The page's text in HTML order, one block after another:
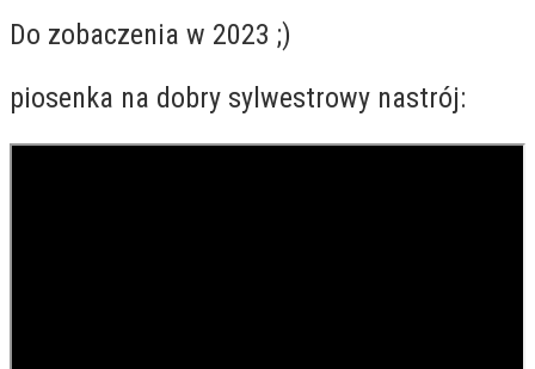
Do zobaczenia w 2023 ;)
piosenka na dobry sylwestrowy nastrój: